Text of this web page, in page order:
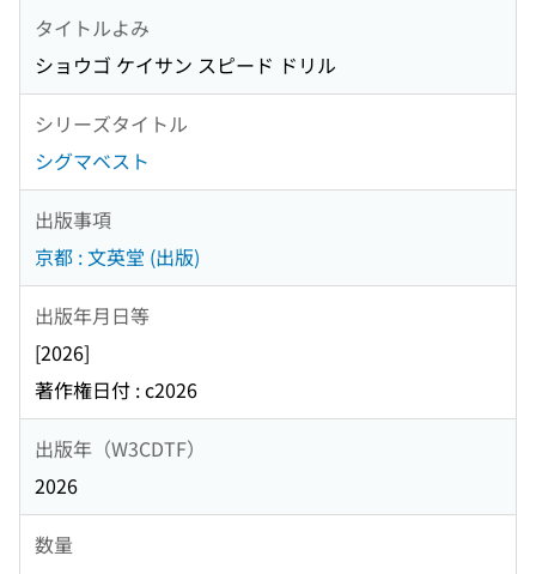
タイトルよみ
ショウゴ ケイサン スピード ドリル
シリーズタイトル
シグマベスト
出版事項
京都 : 文英堂 (出版)
出版年月日等
[2026]
著作権日付 : c2026
出版年（W3CDTF）
2026
数量